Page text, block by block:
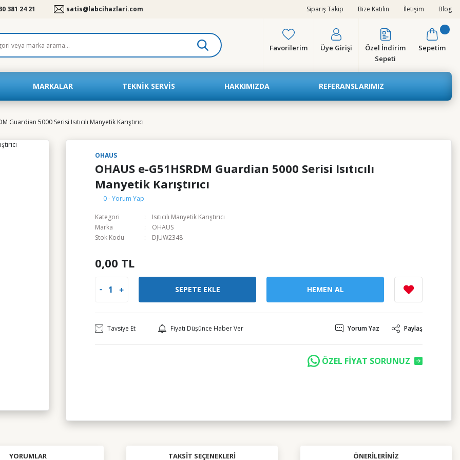
381 24 21 satis@labcihazlari.com Sipariş Takip Bize Katılın İletişim Blog
Favorilerim Üye Girişi
Özel İndirim
Sepeti
Sepetim
MARKALAR TEKNIK SERVIS HAKKIMIZDA REFERANSLARIMIZ
Guardian 5000 Serisi Isıtıcılı Manyetik Karıştırıcı
OHAUS
OHAUS e-G51HSRDM Guardian 5000 Serisi Isıtıcılı
Manyetik Karıştırıcı
0 - Yorum Yap
Kategori
Isıtıcılı Manyetik Karıştırıcı
Marka
OHAUS
Stok Kodu
DJUW2348
0,00 TL
SEPETE EKLE HEMEN AL
Tavsiye Et Fiyatı Düşünce Haber Ver Yorum Yaz Paylaş
ÖZEL FİYAT SORUNUZ
YORUMLAR TAKSIT SEÇENEKLERI ÖNERILERINIZ